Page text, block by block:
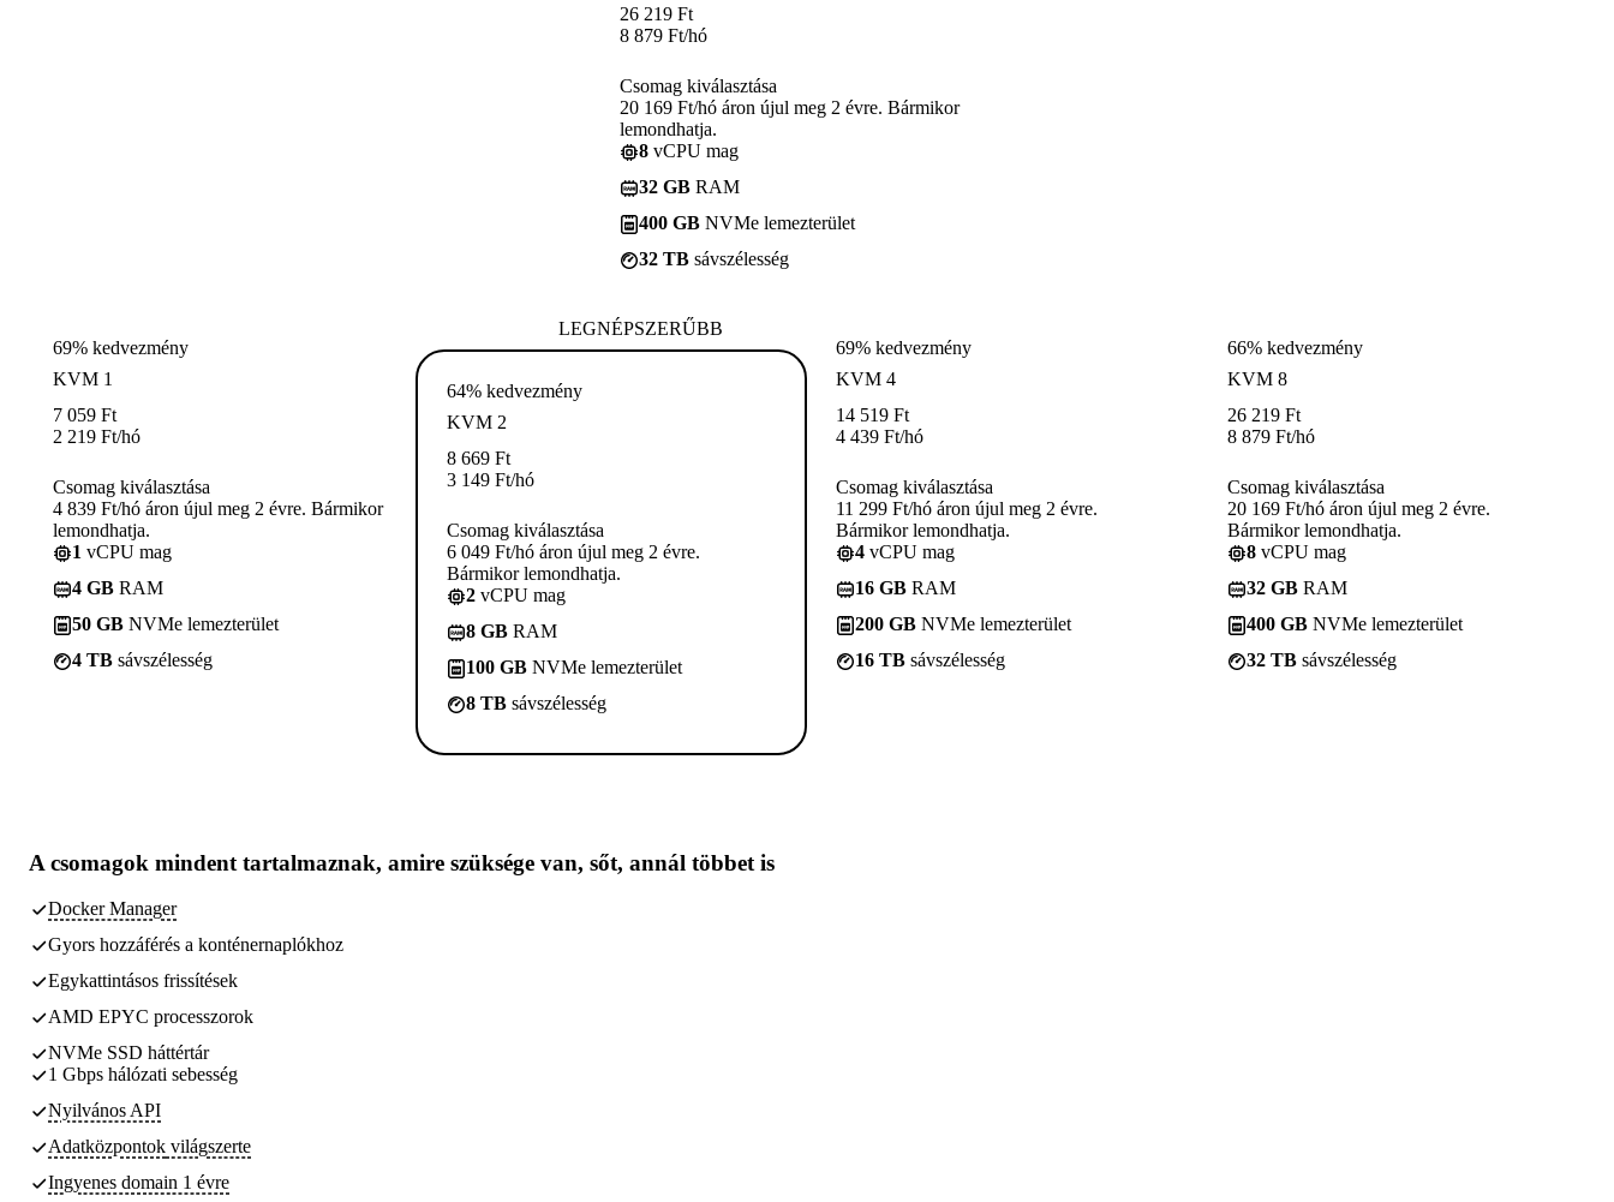
26 219 Ft
8 879 Ft/hó
Csomag kiválasztása
20 169 Ft/hó áron újul meg 2 évre. Bármikor
lemondhatja.
8 vCPU mag
32 GB RAM
400 GB NVMe lemezterület
32 TB sávszélesség
69% kedvezmény
KVM 1
7 059 Ft
2 219 Ft/hó
Csomag kiválasztása
4 839 Ft/hó áron újul meg 2 évre. Bármikor
lemondhatja.
1 vCPU mag
4 GB RAM
50 GB NVMe lemezterület
4 TB sávszélesség
LEGNÉPSZERŰBB
64% kedvezmény
KVM 2
8 669 Ft
3 149 Ft/hó
Csomag kiválasztása
6 049 Ft/hó áron újul meg 2 évre.
Bármikor lemondhatja.
2 vCPU mag
8 GB RAM
100 GB NVMe lemezterület
8 TB sávszélesség
69% kedvezmény
KVM 4
14 519 Ft
4 439 Ft/hó
Csomag kiválasztása
11 299 Ft/hó áron újul meg 2 évre.
Bármikor lemondhatja.
4 vCPU mag
16 GB RAM
200 GB NVMe lemezterület
16 TB sávszélesség
66% kedvezmény
KVM 8
26 219 Ft
8 879 Ft/hó
Csomag kiválasztása
20 169 Ft/hó áron újul meg 2 évre.
Bármikor lemondhatja.
8 vCPU mag
32 GB RAM
400 GB NVMe lemezterület
32 TB sávszélesség
A csomagok mindent tartalmaznak, amire szüksége van, sőt, annál többet is
Docker Manager
Gyors hozzáférés a konténernaplókhoz
Egykattintásos frissítések
AMD EPYC processzorok
NVMe SSD háttértár
1 Gbps hálózati sebesség
Nyilvános API
Adatközpontok világszerte
Ingyenes domain 1 évre